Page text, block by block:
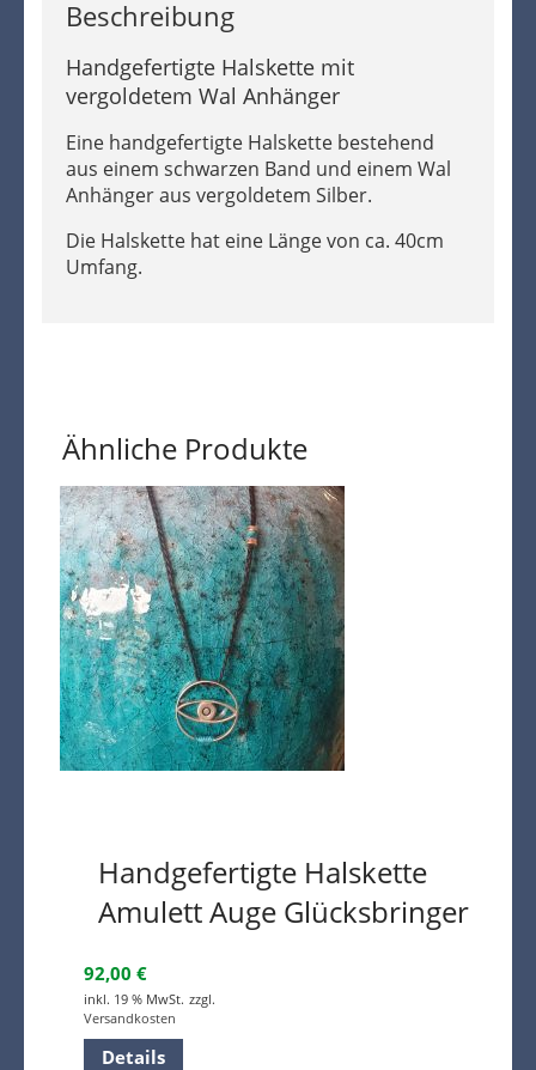
Beschreibung
Handgefertigte Halskette mit
vergoldetem Wal Anhänger
Eine handgefertigte Halskette bestehend
aus einem schwarzen Band und einem Wal
Anhänger aus vergoldetem Silber.
Die Halskette hat eine Länge von ca. 40cm
Umfang.
Ähnliche Produkte
Handgefertigte Halskette
Amulett Auge Glücksbringer
92,00 €
inkl. 19 % MwSt. zzgl.
Versandkosten
Details